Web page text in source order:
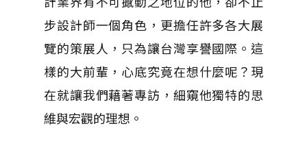
步設計師一個角色，更擔任許多各大展
覽的策展人，只為讓台灣享譽國際。這
樣的大前輩，心底究竟在想什麼呢？現
在就讓我們藉著專訪，細窺他獨特的思
維與宏觀的理想。